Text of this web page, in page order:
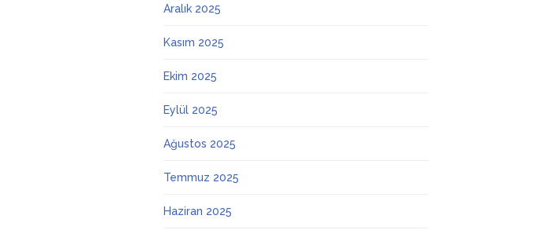
Aralık 2025
Kasım 2025
Ekim 2025
Eylül 2025
Ağustos 2025
Temmuz 2025
Haziran 2025